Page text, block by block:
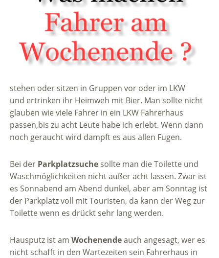
stehen oder sitzen in Gruppen vor oder im LKW
und ertrinken ihr Heimweh mit Bier. Man sollte nicht
glauben wie viele Fahrer in ein LKW Fahrerhaus
passen,bis zu acht Leute habe ich erlebt. Wenn dann
noch geraucht wird dampft es aus allen Fugen.
Bei der Parkplatzsuche sollte man die Toilette und
Waschmöglichkeiten nicht außer acht lassen. Zwar ist
es Sonnabend am Abend dunkel, aber am Sonntag ist
der Parkplatz voll mit Touristen, da kann der Weg zur
Toilette wenn es drückt sehr lang werden.
Hausputz ist am Wochenendeauch angesagt, wer es
nicht schafft in den Wartezeiten sein Fahrerhaus in